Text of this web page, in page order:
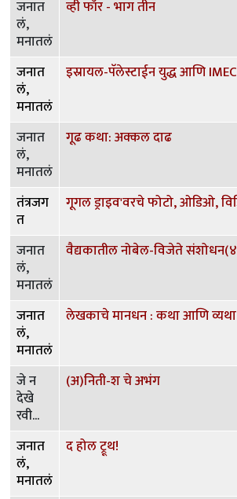
जनात
लं,
मनातलं
व्ही फॉर - भाग तीन
जनात
लं,
मनातलं
जनात
लं,
मनातलं
गूढ कथा: अक्कल दाढ
तंत्रजग
त
जनात
लं,
मनातलं
जनात
लं,
मनातलं
लेखकाचे मानधन : कथा आणि व्यथा
जे न
देखे
रवी...
(अ)निती-श चे अभंग
जनात
लं,
मनातलं
द होल ट्रूथ!